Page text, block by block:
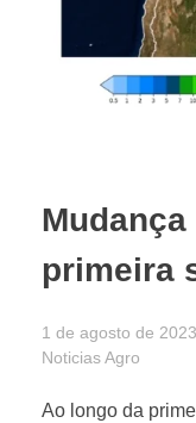
primeira
1 de agosto de 2023
Noticias Agro
Ao longo da